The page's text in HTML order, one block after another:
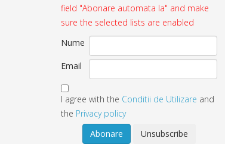
field "Abonare automata la" and make
sure the selected lists are enabled
Nume
Email
I agree with the Conditii de Utilizare and
the Privacy policy